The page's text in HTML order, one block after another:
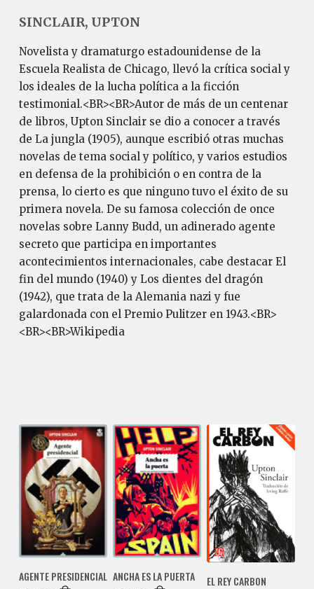
SINCLAIR, UPTON
Novelista y dramaturgo estadounidense de la
Escuela Realista de Chicago, llevó la crítica social y
los ideales de la lucha política a la ficción
testimonial.<BR><BR>Autor de más de un centenar
de libros, Upton Sinclair se dio a conocer a través
de La jungla (1905), aunque escribió otras muchas
novelas de tema social y político, y varios estudios
en defensa de la prohibición o en contra de la
prensa, lo cierto es que ninguno tuvo el éxito de su
primera novela. De su famosa colección de once
novelas sobre Lanny Budd, un adinerado agente
secreto que participa en importantes
acontecimientos internacionales, cabe destacar El
fin del mundo (1940) y Los dientes del dragón
(1942), que trata de la Alemania nazi y fue
galardonada con el Premio Pulitzer en 1943.<BR>
<BR><BR>Wikipedia
AGENTE PRESIDENCIAL ANCHA ES LA PUERTA EL REY CARBON